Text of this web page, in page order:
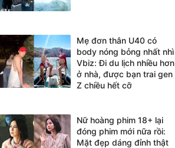
Mẹ đơn thân U40 có
body nóng bỏng nhất nhì
Vbiz: Đi du lịch nhiều hơn
ở nhà, được bạn trai gen
Z chiều hết cỡ
Nữ hoàng phim 18+ lại
đóng phim mới nữa rồi:
Mặt đẹp dáng đỉnh thật